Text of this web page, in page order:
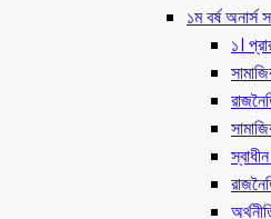
১ম বর্ষ অনার্স
১।